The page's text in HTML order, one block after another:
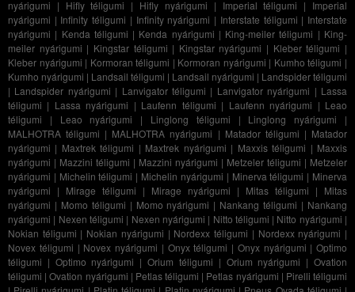
nyárigumi | Hifly téligumi | Hifly nyárigumi | Imperial téligumi | Imperial
nyárigumi | Infinity téligumi | Infinity nyárigumi | Interstate téligumi | Interstate
nyárigumi | Kenda téligumi | Kenda nyárigumi | King-meiler téligumi | King-
meiler nyárigumi | Kingstar téligumi | Kingstar nyárigumi | Kleber téligumi |
Kleber nyárigumi | Kormoran téligumi | Kormoran nyárigumi | Kumho téligumi |
Kumho nyárigumi | Landsail téligumi | Landsail nyárigumi | Landspider téligumi
| Landspider nyárigumi | Lanvigator téligumi | Lanvigator nyárigumi | Lassa
téligumi | Lassa nyárigumi | Laufenn téligumi | Laufenn nyárigumi | Leao
téligumi | Leao nyárigumi | Linglong téligumi | Linglong nyárigumi |
MALHOTRA téligumi | MALHOTRA nyárigumi | Matador téligumi | Matador
nyárigumi | Maxtrek téligumi | Maxtrek nyárigumi | Maxxis téligumi | Maxxis
nyárigumi | Mazzini téligumi | Mazzini nyárigumi | Metzeler téligumi | Metzeler
nyárigumi | Michelin téligumi | Michelin nyárigumi | Minerva téligumi | Minerva
nyárigumi | Mirage téligumi | Mirage nyárigumi | Mitas téligumi | Mitas
nyárigumi | Momo téligumi | Momo nyárigumi | Nankang téligumi | Nankang
nyárigumi | Nexen téligumi | Nexen nyárigumi | Nitto téligumi | Nitto nyárigumi |
Nokian téligumi | Nokian nyárigumi | Nordexx téligumi | Nordexx nyárigumi |
Novex téligumi | Novex nyárigumi | Onyx téligumi | Onyx nyárigumi | Optimo
téligumi | Optimo nyárigumi |Orium téligumi | Orium nyárigumi |Ovation
téligumi |Ovation nyárigumi | Petlas téligumi | Petlas nyárigumi | Pirelli téligumi